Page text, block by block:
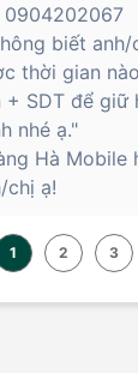
0904202067
biết
thời gian
+ SDT để
nhé ạ."
Hà Mobile
chị ạ!
1 2 3